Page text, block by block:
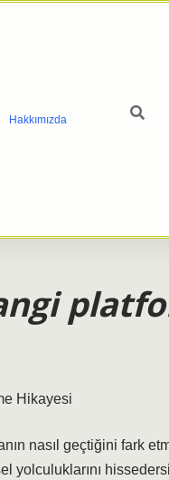
Hakkımızda
Hikayesi
nasıl geçtiğini fark
yolculuklarını